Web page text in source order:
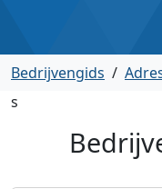
Bedrijvengids /
s